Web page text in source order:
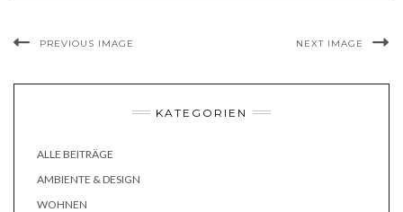
PREVIOUS IMAGE NEXT IMAGE
KATEGORIEN
ALLE BEITRÄGE
AMBIENTE & DESIGN
WOHNEN